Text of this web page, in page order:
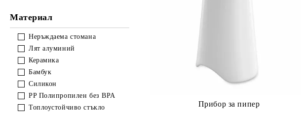
Материал
Неръждаема стомана
Лят алуминий
Керамика
Бамбук
Силикон
PP Полипропилен без BPA
Топлоустойчиво стъкло
Прибор за пипер